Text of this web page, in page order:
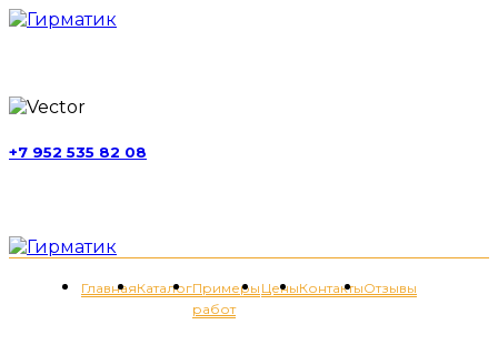
+7 952 535 82 08
ГлавнаяКаталогПримеры
работ
ЦеныКонтактыОтзывы